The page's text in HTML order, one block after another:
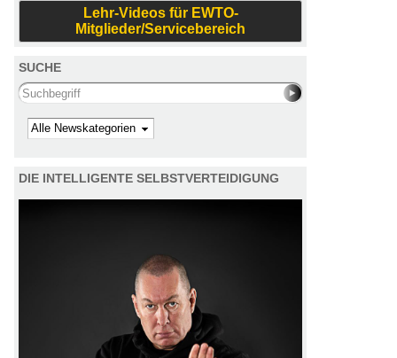
Lehr-Videos für EWTO-
Mitglieder/Servicebereich
SUCHE
Search this site
Kategorie
DIE INTELLIGENTE SELBSTVERTEIDIGUNG